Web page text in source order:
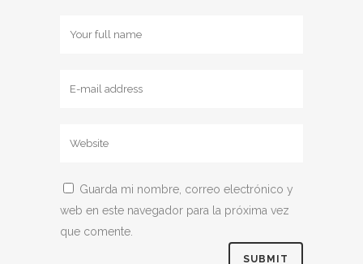
Guarda mi nombre, correo electrónico y
web en este navegador para la próxima vez
que comente.